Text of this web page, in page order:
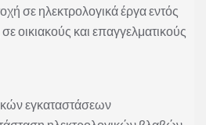
σε ηλεκτρολογικά έργα εντός
οικιακούς και επαγγελματικούς
εγκαταστάσεων